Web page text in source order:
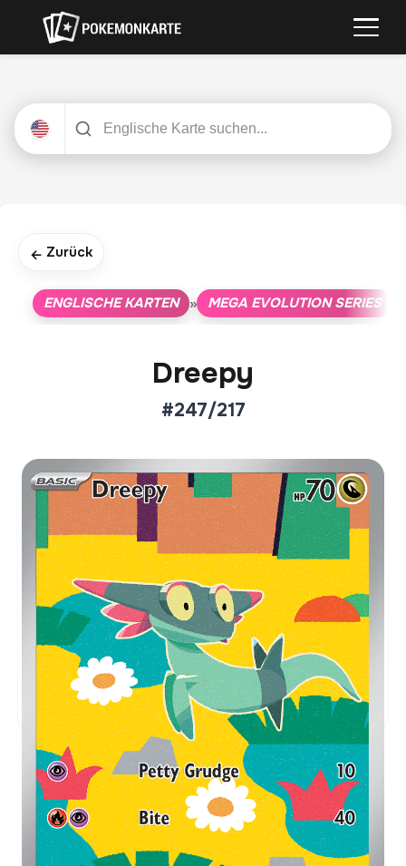
← Zurück
ENGLISCHE KARTEN » MEGA EVOLUTION SERIES
Dreepy
#247/217
Aktueller Marktpreis
€7,19
Holofoil
Preise werden täglich aktualisiert.